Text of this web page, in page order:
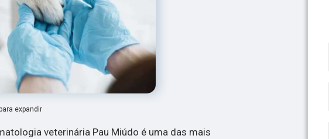
expandir
veterinária Pau Miúdo é uma das mais